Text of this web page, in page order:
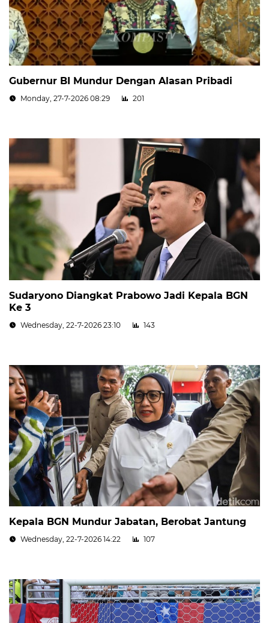
Gubernur BI Mundur Dengan Alasan Pribadi
Monday, 27-7-2026 08:29 201
Sudaryono Diangkat Prabowo Jadi Kepala BGN
Ke 3
Wednesday, 22-7-2026 23:10 143
Kepala BGN Mundur Jabatan, Berobat Jantung
Wednesday, 22-7-2026 14:22 107